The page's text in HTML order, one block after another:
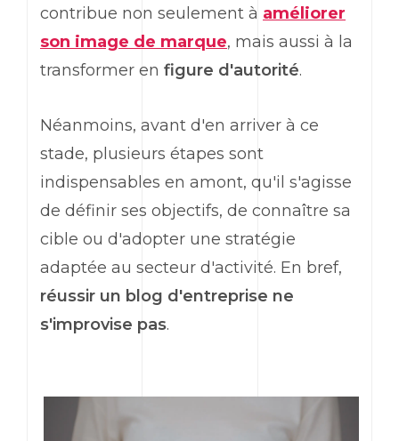
contribue non seulement à améliorer
son image de marque, mais aussi à la
transformer en figure d'autorité.
Néanmoins, avant d'en arriver à ce
stade, plusieurs étapes sont
indispensables en amont, qu'il s'agisse
de définir ses objectifs, de connaître sa
cible ou d'adopter une stratégie
adaptée au secteur d'activité. En bref,
réussir un blog d'entreprise ne
s'improvise pas.